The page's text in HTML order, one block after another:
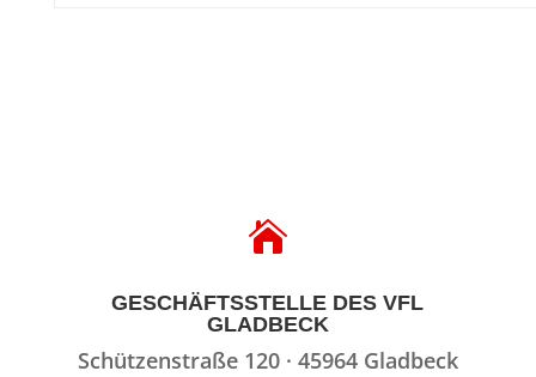

GESCHÄFTSSTELLE DES VFL
GLADBECK
Schützenstraße 120 · 45964 Gladbeck